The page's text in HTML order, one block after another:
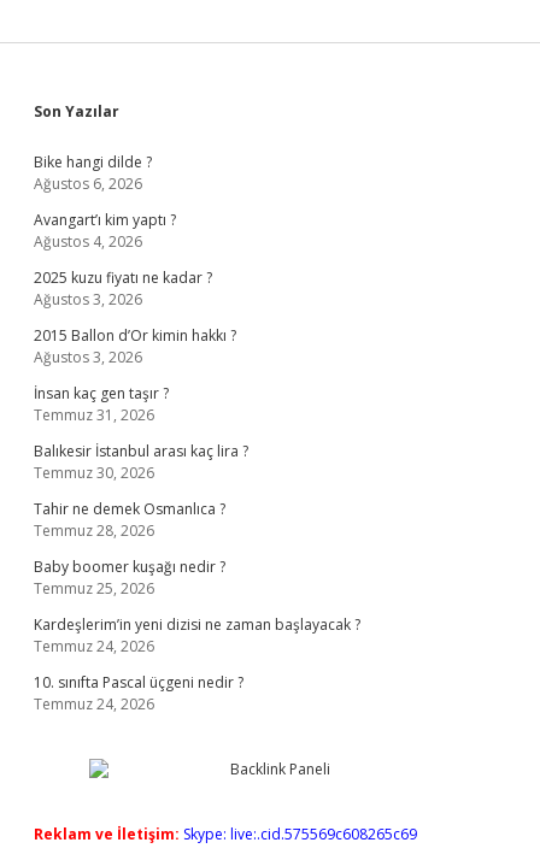
Sidebar
Son Yazılar
Bike hangi dilde ?
Ağustos 6, 2026
Avangart’ı kim yaptı ?
Ağustos 4, 2026
2025 kuzu fiyatı ne kadar ?
Ağustos 3, 2026
2015 Ballon d’Or kimin hakkı ?
Ağustos 3, 2026
İnsan kaç gen taşır ?
Temmuz 31, 2026
Balıkesir İstanbul arası kaç lira ?
Temmuz 30, 2026
Tahir ne demek Osmanlıca ?
Temmuz 28, 2026
Baby boomer kuşağı nedir ?
Temmuz 25, 2026
Kardeşlerim’in yeni dizisi ne zaman başlayacak ?
Temmuz 24, 2026
10. sınıfta Pascal üçgeni nedir ?
Temmuz 24, 2026
Reklam ve İletişim: Skype: live:.cid.575569c608265c69